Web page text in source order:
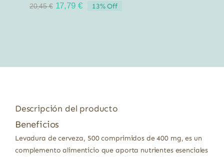
20,45€ El
17,79 €El
13% Off
Descripción del producto
Beneficios
Levadura de cerveza, 500 comprimidos de 400 mg, es un
complemento alimenticio que aporta nutrientes esenciales